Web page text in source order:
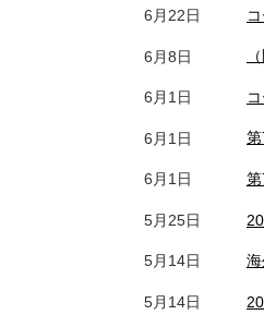
6月22日
6月8日
6月1日
6月1日
6月1日
5月25日
5月14日
5月14日